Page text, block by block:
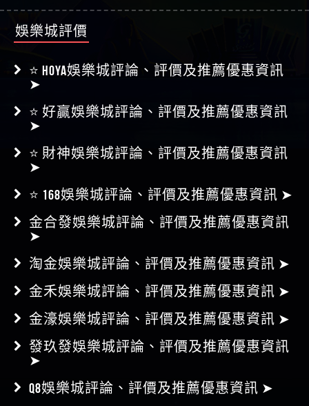
娛樂城評價
⭐ HOYA娛樂城評論、評價及推薦優惠資訊
➤
⭐ 好贏娛樂城評論、評價及推薦優惠資訊
➤
⭐ 財神娛樂城評論、評價及推薦優惠資訊
➤
⭐ 168娛樂城評論、評價及推薦優惠資訊 ➤
金合發娛樂城評論、評價及推薦優惠資訊
➤
淘金娛樂城評論、評價及推薦優惠資訊 ➤
金禾娛樂城評論、評價及推薦優惠資訊 ➤
金濠娛樂城評論、評價及推薦優惠資訊 ➤
發玖發娛樂城評論、評價及推薦優惠資訊
➤
Q8娛樂城評論、評價及推薦優惠資訊 ➤